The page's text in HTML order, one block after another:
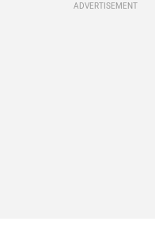
ADVERTISEMENT